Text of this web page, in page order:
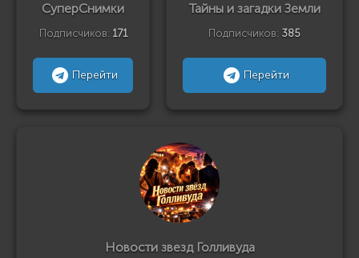
СуперСнимки
Подписчиков: 171
Перейти
Тайны и загадки Земли
Подписчиков: 385
Перейти
Новости звезд Голливуда